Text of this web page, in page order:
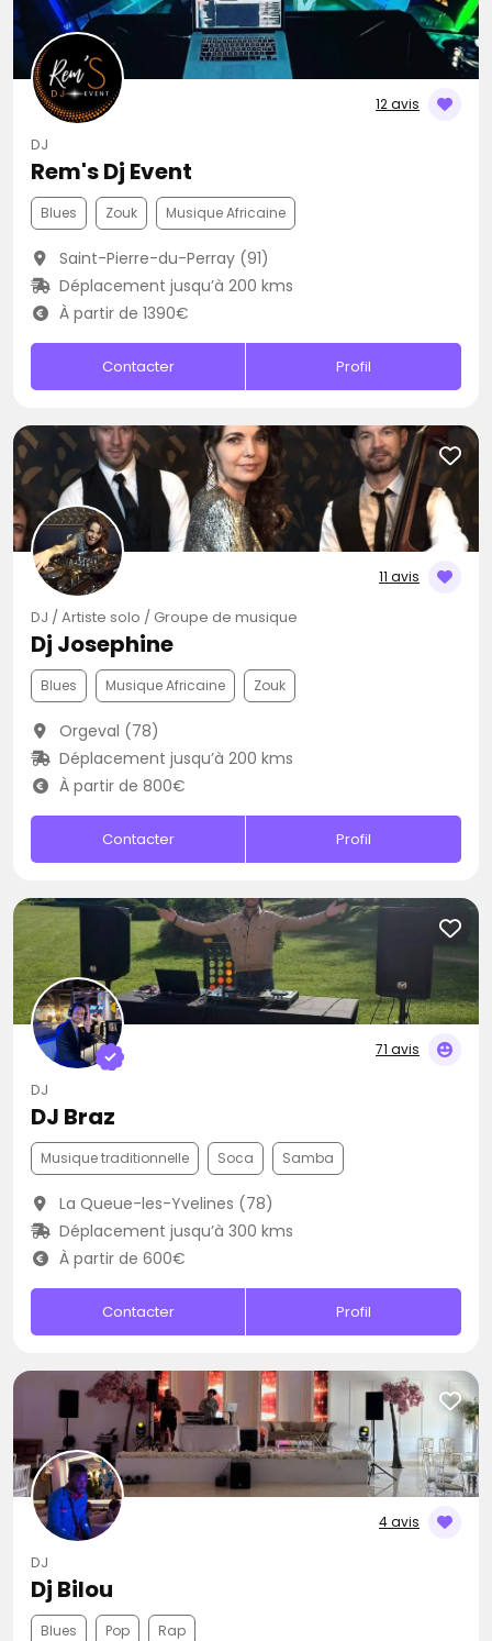
12 avis
DJ
Rem's Dj Event
Blues Zouk Musique Africaine
Saint-Pierre-du-Perray (91)
Déplacement jusqu’à 200 kms
À partir de 1390€
Contacter Profil
11 avis
DJ / Artiste solo / Groupe de musique
Dj Josephine
Blues Musique Africaine Zouk
Orgeval (78)
Déplacement jusqu’à 200 kms
À partir de 800€
Contacter Profil
71 avis
DJ
DJ Braz
Musique traditionnelle Soca Samba
La Queue-les-Yvelines (78)
Déplacement jusqu’à 300 kms
À partir de 600€
Contacter Profil
4 avis
DJ
Dj Bilou
Blues Pop Rap